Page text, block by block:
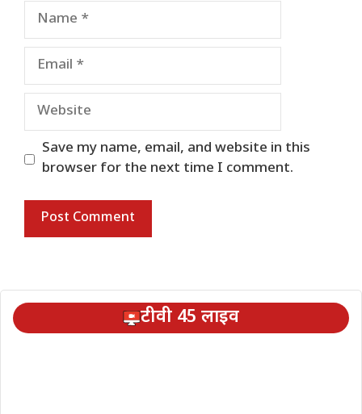
Name
Email
Website
Save my name, email, and website in this
browser for the next time I comment.
टीवी 45 लाइव